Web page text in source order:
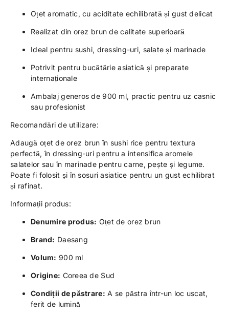
Oțet aromatic, cu aciditate echilibrată și gust delicat
Realizat din orez brun de calitate superioară
Ideal pentru sushi, dressing-uri, salate și marinade
Potrivit pentru bucătărie asiatică și preparate
internaționale
Ambalaj generos de 900 ml, practic pentru uz casnic
sau profesionist
Recomandări de utilizare:
Adaugă oțet de orez brun în sushi rice pentru textura
perfectă, în dressing-uri pentru a intensifica aromele
salatelor sau în marinade pentru carne, pește și legume.
Poate fi folosit și în sosuri asiatice pentru un gust echilibrat
și rafinat.
Informații produs:
Denumire produs: Oțet de orez brun
Brand: Daesang
Volum: 900 ml
Origine: Coreea de Sud
Condiții de păstrare: A se păstra într-un loc uscat,
ferit de lumină